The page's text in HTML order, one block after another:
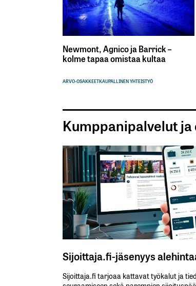
Newmont, Agnico ja Barrick –
kolme tapaa omistaa kultaa
ARVO-OSAKKEETKAUPALLINEN YHTEISTYÖ
Kumppanipalvelut ja
Sijoittaja.fi-jäsenyys
Sijoittaja.fi tarjoaa kattavat työkalut ja